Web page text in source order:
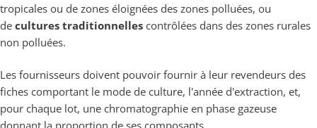
tropicales ou de zones éloignées des zones polluées, ou
de cultures traditionnelles contrôlées dans des zones rurales
non polluées.
Les fournisseurs doivent pouvoir fournir à leur revendeurs des
fiches comportant le mode de culture, l'année d'extraction, et,
pour chaque lot, une chromatographie en phase gazeuse
donnant la proportion de ses composants.